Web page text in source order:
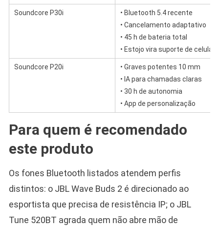
Soundcore P30i
• Bluetooth 5.4 recente
• Cancelamento adaptativo
• 45 h de bateria total
• Estojo vira suporte de celular
Soundcore P20i
• Graves potentes 10 mm
• IA para chamadas claras
• 30 h de autonomia
• App de personalização
Para quem é recomendado
este produto
Os fones Bluetooth listados atendem perfis
distintos: o JBL Wave Buds 2 é direcionado ao
esportista que precisa de resistência IP; o JBL
Tune 520BT agrada quem não abre mão de